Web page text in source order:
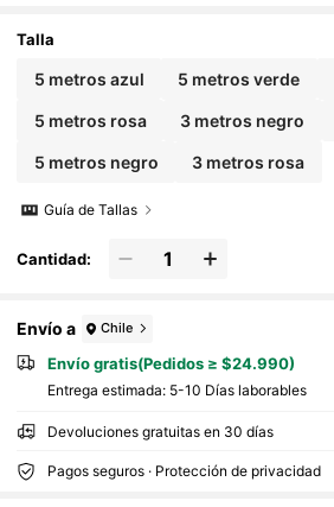
Talla
5 metros azul 5 metros verde
5 metros rosa 3 metros negro
5 metros negro 3 metros rosa
Guía de Tallas
Cantidad:
Envío a Chile
Envío gratis(Pedidos ≥ $24.990)
Entrega estimada: 5-10 Días laborables
Devoluciones gratuitas en 30 días
Pagos seguros · Protección de privacidad